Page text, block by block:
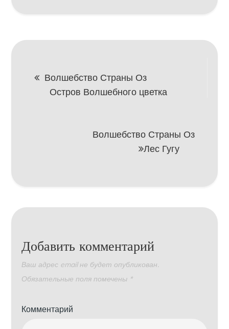
Навигация
записям
Волшебство Страны Оз
Остров Волшебного цветка
Волшебство Страны Оз
Лес Гугу
Добавить комментарий
Ваш адрес email не будет опубликован.
Обязательные поля помечены *
Комментарий